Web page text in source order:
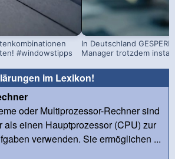
#windowstipps
In Deutschland
Manager trotzdem
im Lexikon!
oder Multiprozessor-Rechner sind
als einen Hauptprozessor (CPU) zur
verwenden. Sie ermöglichen ...